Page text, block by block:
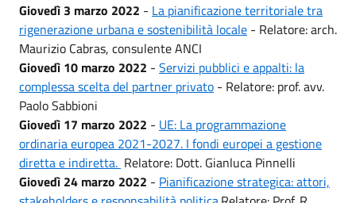
Giovedì 3 marzo 2022 - La pianificazione territoriale tra
rigenerazione urbana e sostenibilità locale - Relatore: arch.
Maurizio Cabras, consulente ANCI
Giovedì 10 marzo 2022 - Servizi pubblici e appalti: la
complessa scelta del partner privato - Relatore: prof. avv.
Paolo Sabbioni
Giovedì 17 marzo 2022 - UE: La programmazione
ordinaria europea 2021-2027. I fondi europei a gestione
diretta e indiretta. Relatore: Dott. Gianluca Pinnelli
Giovedì 24 marzo 2022 - Pianificazione strategica: attori,